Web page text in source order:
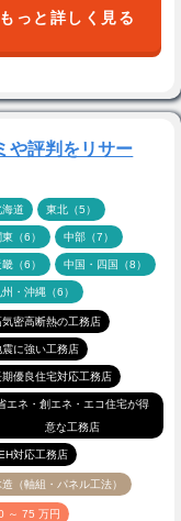
もっと詳しく見る
や評判をリサー
海道 東北（5）
東（6） 中部（7）
（6） 中国・四国（8）
州・沖縄（6）
気密高断熱の工務店
震に強い工務店
期優良住宅対応工務店
エネ・創エネ・エコ住宅が得
意な工務店
対応工務店
造（軸組・パネル工法）
～ 75 万円